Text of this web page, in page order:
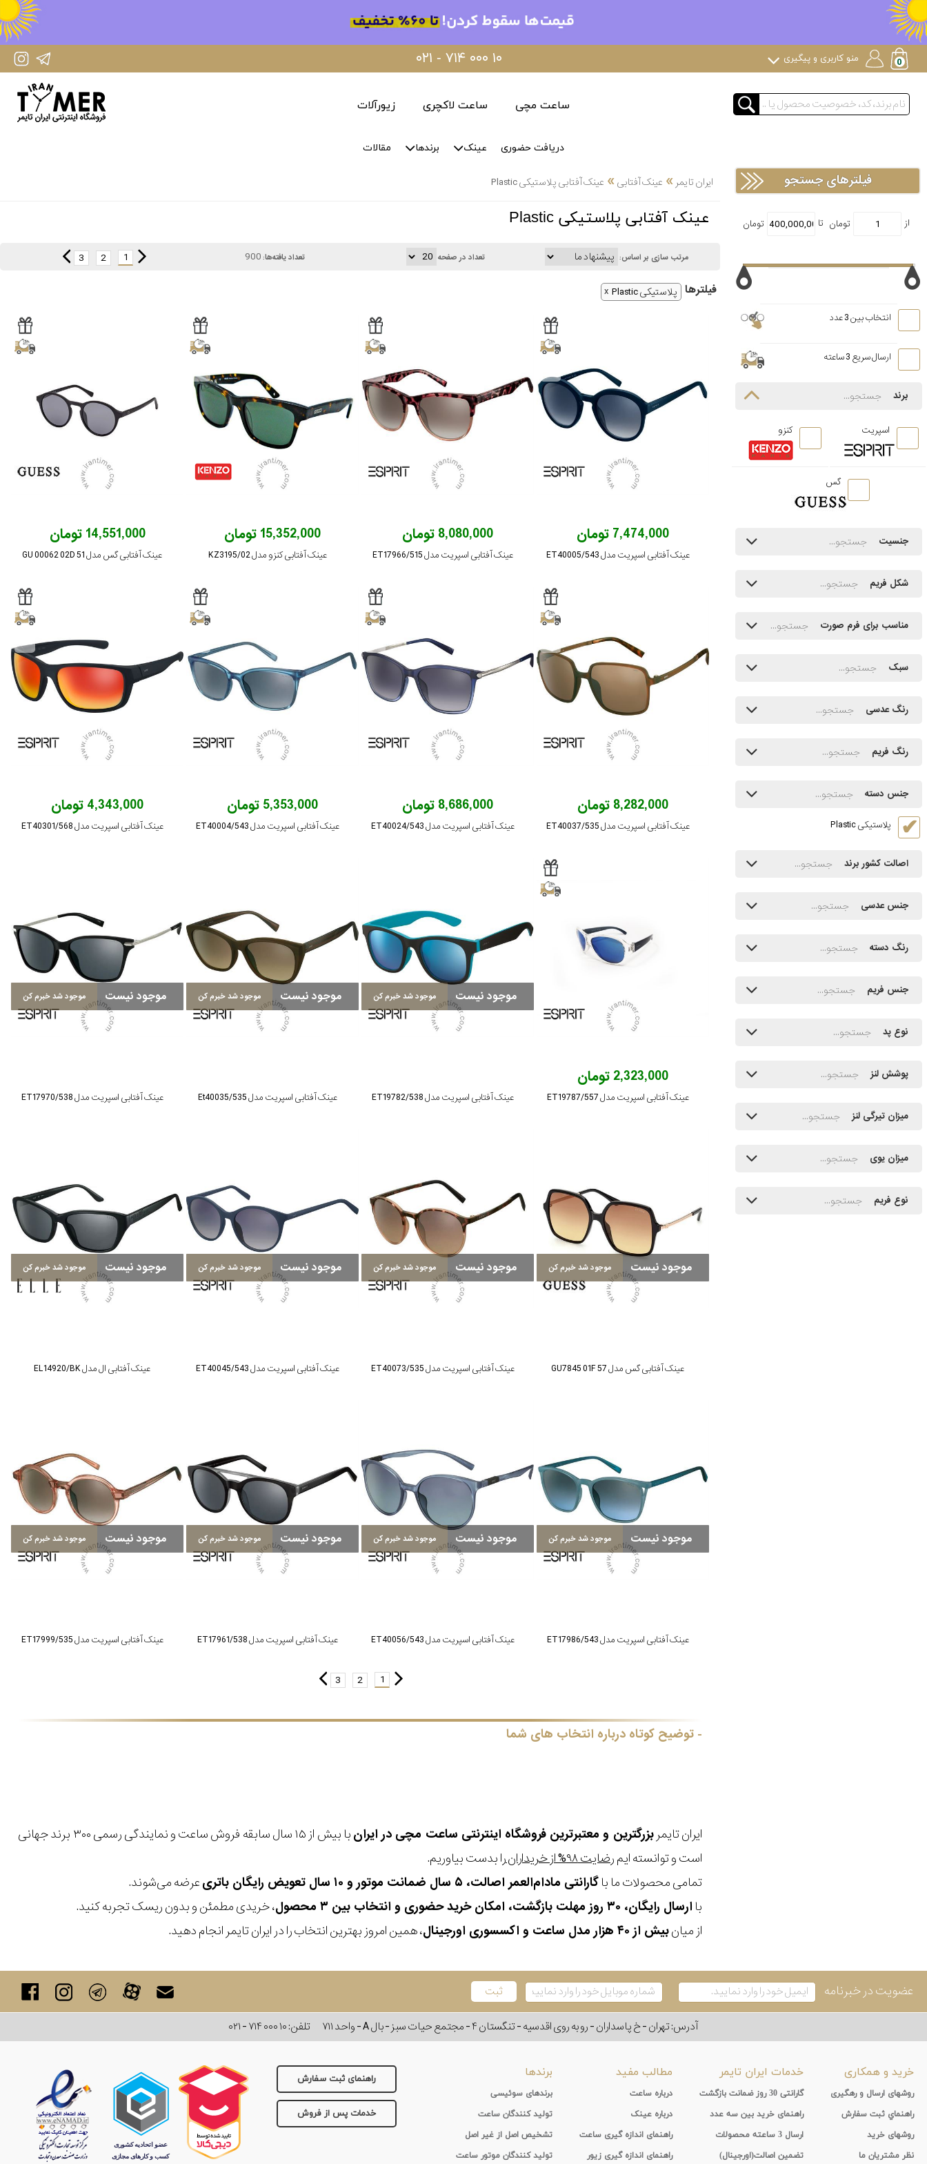
IranTimer Instagram Page ۰۲۱ - ۷۱۴ ۰۰۰ ۱۰ منو کاربری و پیگیری
ساعت مچی ساعت لاکچری زیورآلات
دریافت حضوری عینک برندها مقالات
ایران تایمر » عینک آفتابی» عینک آفتابی پلاستیکی Plastic
عینک آفتابی پلاستیکی Plastic
مرتب سازی بر اساس: تعداد در صفحه تعداد یافته‌ها:900
1
2
3
فیلتر‌ها پلاستیکی Plastic
7,474,000 تومان
عینک آفتابی اسپریت مدل ET40005/543
8,080,000 تومان
عینک آفتابی اسپریت مدل ET17966/515
15,352,000 تومان
عینک آفتابی کنزو مدل KZ3195/02
14,551,000 تومان
عینک آفتابی گس مدل GU 00062 02D 51
8,282,000 تومان
عینک آفتابی اسپریت مدل ET40037/535
8,686,000 تومان
عینک آفتابی اسپریت مدل ET40024/543
5,353,000 تومان
عینک آفتابی اسپریت مدل ET40004/543
4,343,000 تومان
عینک آفتابی اسپریت مدل ET40301/568
2,323,000 تومان
عینک آفتابی اسپریت مدل ET19787/557
موجود نیست موجود شد خبرم کن
عینک آفتابی اسپریت مدل ET19782/538
موجود نیست موجود شد خبرم کن
عینک آفتابی اسپریت مدل Et40035/535
موجود نیست موجود شد خبرم کن
عینک آفتابی اسپریت مدل ET17970/538
موجود نیست موجود شد خبرم کن
عینک آفتابی گس مدل GU7845 01F 57
موجود نیست موجود شد خبرم کن
عینک آفتابی اسپریت مدل ET40073/535
موجود نیست موجود شد خبرم کن
عینک آفتابی اسپریت مدل ET40045/543
موجود نیست موجود شد خبرم کن
عینک آفتابی ال مدل EL14920/BK
موجود نیست موجود شد خبرم کن
عینک آفتابی اسپریت مدل ET17986/543
موجود نیست موجود شد خبرم کن
عینک آفتابی اسپریت مدل ET40056/543
موجود نیست موجود شد خبرم کن
عینک آفتابی اسپریت مدل ET17961/538
موجود نیست موجود شد خبرم کن
عینک آفتابی اسپریت مدل ET17999/535
1
2
3
توضیح کوتاه درباره انتخاب های شما
ایران تایمربزرگترین و معتبرترین فروشگاه اینترنتی ساعت مچی در ایران
با بیش از ۱۵ سال سابقه فروش ساعت و نمایندگی رسمی ۳۰۰ برند جهانی
است و توانسته ایمرضایت ۹۸% از خریداران
را بدست بیاوریم.
تمامی محصولات ما باگارانتی مادام‌العمر اصالت، ۵ سال ضمانت موتور و ۱۰ سال تعویض رایگان باتری
عرضه می‌شوند.
باارسال رایگان، ۳۰ روز مهلت بازگشت، امکان خرید حضوری و انتخاب بین ۳ محصول
، خریدی مطمئن و بدون ریسک تجربه کنید.
از میانبیش از ۴۰ هزار مدل ساعت و اکسسوری اورجینال ، همین امروز بهترین انتخاب را در ایران تایمر انجام دهید.
فیلترهای جستجو
انتخاب بین 3 عدد
ارسال سریع 3 ساعته
برند
اسپریت کنزو
گس
جنسیت
شکل فریم
مناسب برای فرم صورت
سبک
رنگ عدسی
رنگ فریم
جنس دسته
پلاستیکی Plastic
اصالت کشور برند
جنس عدسی
رنگ دسته
جنس فریم
نوع پد
پوشش لنز
میزان تیرگی لنز
میزان یوی
نوع فریم
عضویت در خبرنامه
آدرس: تهران - خ پاسداران - رو به روی اقدسیه - تنگستان ۴ - مجتمع حیات سبز - بال A - واحد ۷۱۱ تلفن:۰۲۱ - ۷۱۴ ۰۰۰ ۱۰
راهنمای ثبت سفارش
خدمات پس از فروش
خرید و همکاری
روشهای ارسال و رهگیری
راهنماي ثبت سفارش
روشهای خرید
نظر مشتریان ما
خدمات ایران تایمر
گارانتی 30 روز ضمانت بازگشت
راهنمای خرید بین سه عدد
ارسال 3 ساعته محصولات
تضمین اصالت(اورجینال)
مطالب مفید
درباره ساعت
درباره عینک
راهنمای اندازه گیری ساعت
راهنمای اندازه گیری زیور
برندها
برندهای سوئیسی
تولید کنندگان ساعت
تشخیص اصل از غیر اصل
تولید کنندگان موتور ساعت